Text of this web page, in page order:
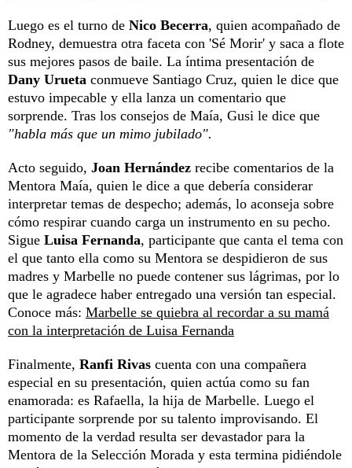
Luego es el turno de Nico Becerra, quien acompañado de
Rodney, demuestra otra faceta con 'Sé Morir' y saca a flote
sus mejores pasos de baile. La íntima presentación de
Dany Urueta conmueve Santiago Cruz, quien le dice que
estuvo impecable y ella lanza un comentario que
sorprende. Tras los consejos de Maía, Gusi le dice que
"habla más que un mimo jubilado".
Acto seguido, Joan Hernández recibe comentarios de la
Mentora Maía, quien le dice a que debería considerar
interpretar temas de despecho; además, lo aconseja sobre
cómo respirar cuando carga un instrumento en su pecho.
Sigue Luisa Fernanda, participante que canta el tema con
el que tanto ella como su Mentora se despidieron de sus
madres y Marbelle no puede contener sus lágrimas, por lo
que le agradece haber entregado una versión tan especial.
Conoce más: Marbelle se quiebra al recordar a su mamá
con la interpretación de Luisa Fernanda
Finalmente, Ranfi Rivas cuenta con una compañera
especial en su presentación, quien actúa como su fan
enamorada: es Rafaella, la hija de Marbelle. Luego el
participante sorprende por su talento improvisando. El
momento de la verdad resulta ser devastador para la
Mentora de la Selección Morada y esta termina pidiéndole